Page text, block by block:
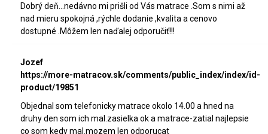
Dobrý deň...nedávno mi prišli od Vás matrace .Som s nimi až
nad mieru spokojná ,rýchle dodanie ,kvalita a cenovo
dostupné .Môžem len naďalej odporučiť!!!
Jozef
https://more-matracov.sk/comments/public_index/index/id-
product/19851
Objednal som telefonicky matrace okolo 14.00 a hned na
druhy den som ich mal.zasielka ok a matrace-zatial najlepsie
co som kedy mal.mozem len odporucat